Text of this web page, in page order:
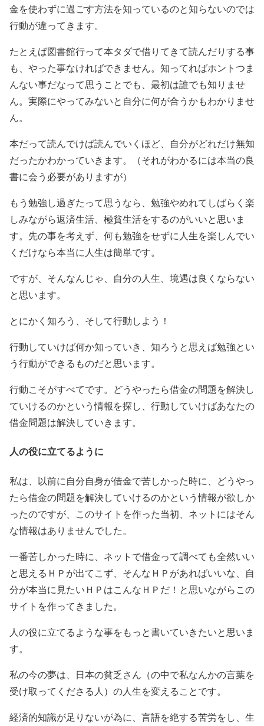
金を使わずに過ごす方法を知っているのと知らないのでは
行動が違ってきます。
たとえば図書館行って本タダで借りてきて読んだりする事
も、やった事なければできません。知ってればホントつま
んない事だなって思うことでも、最初は誰でも知りませ
ん。実際にやってみないと自分に何が合うかもわかりませ
ん。
本だって読んでけば読んでいくほど、自分がどれだけ無知
だったかわかっていきます。（それがわかるには本当の良
書に会う必要がありますが）
もう勉強し過ぎたって思うなら、勉強やめれてしばらく楽
しみながら返済生活、極貧生活をするのがいいと思いま
す。先の事を考えず、何も勉強をせずに人生を楽しんでい
くだけなら本当に人生は簡単です。
ですが、そんなんじゃ、自分の人生、境遇は良くならない
と思います。
とにかく知ろう、そして行動しよう！
行動していけば何か知っていき、知ろうと思えば勉強とい
う行動ができるものだと思います。
行動こそがすべてです。どうやったら借金の問題を解決し
ていけるのかという情報を探し、行動していけばあなたの
借金問題は解決していきます。
人の役に立てるように
私は、以前に自分自身が借金で苦しかった時に、どうやっ
たら借金の問題を解決していけるのかという情報が欲しか
ったのですが、このサイトを作った当初、ネットにはそん
な情報はありませんでした。
一番苦しかった時に、ネットで借金って調べても全然いい
と思えるＨＰが出てこず、そんなＨＰがあればいいな、自
分が本当に見たいＨＰはこんなＨＰだ！と思いながらこの
サイトを作ってきました。
人の役に立てるような事をもっと書いていきたいと思いま
す。
私の今の夢は、日本の貧乏さん（の中で私なんかの言葉を
受け取ってくださる人）の人生を変えることです。
経済的知識が足りないが為に、言語を絶する苦労をし、生